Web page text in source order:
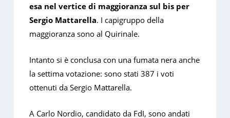
esa nel vertice di maggioranza sul bis per
Sergio Mattarella. I capigruppo della
maggioranza sono al Quirinale.
Intanto si è conclusa con una fumata nera anche
la settima votazione: sono stati 387 i voti
ottenuti da Sergio Mattarella.
A Carlo Nordio, candidato da FdI, sono andati